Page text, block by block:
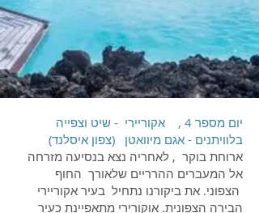
יום מספר 4 , אקוריירי - שיט וצפייה
בלוויתנים - אגם מיוואטן (צפון איסלנד)
ארוחת בוקר , לאחריה נצא בנסיעה מזרחה
אל המעברים ההרריים שלאורך החוף
הצפוני. את ביקורנו נתחיל בעיר אקוריירי
הבירה הצפונית. אוקורירי מתאפיינת כעיר